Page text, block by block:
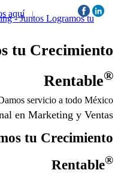
aquí | Síguenos:
tu Crecimiento
Rentable®
servicio a todo México
en Marketing y Ventas
tu Crecimiento
Rentable®